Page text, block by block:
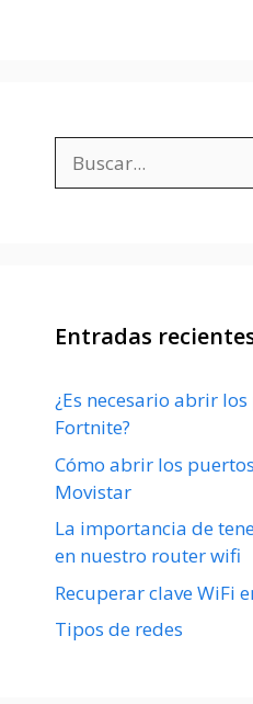
Entradas
¿Es necesario abrir
Fortnite?
Cómo abrir los
Movistar
La importancia de
en nuestro router wifi
Recuperar clave WiFi
Tipos de redes